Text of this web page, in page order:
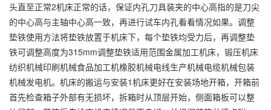
头直至正常2机床正常的话，保证内孔刀具装夹的中心高指的是刀尖
的中心高与主轴中心高一致，再进行试车内孔看看情况如果。调整
垫铁使用方法将垫铁放置于机床下，每个垫铁均受力后，再调整垫
铁可调整高度为315mm调整垫铁适用范围金属加工机床，锻压机床
纺织机械印刷机械食品加工机橡胶机械电线生产机械电缆机械包装
机械发电机。机床的搬运与安装1机床更好在安装场地开箱，开箱前
首先检查箱子外部有无损坏，拆箱时从顶层开始，侧面箱板可以整